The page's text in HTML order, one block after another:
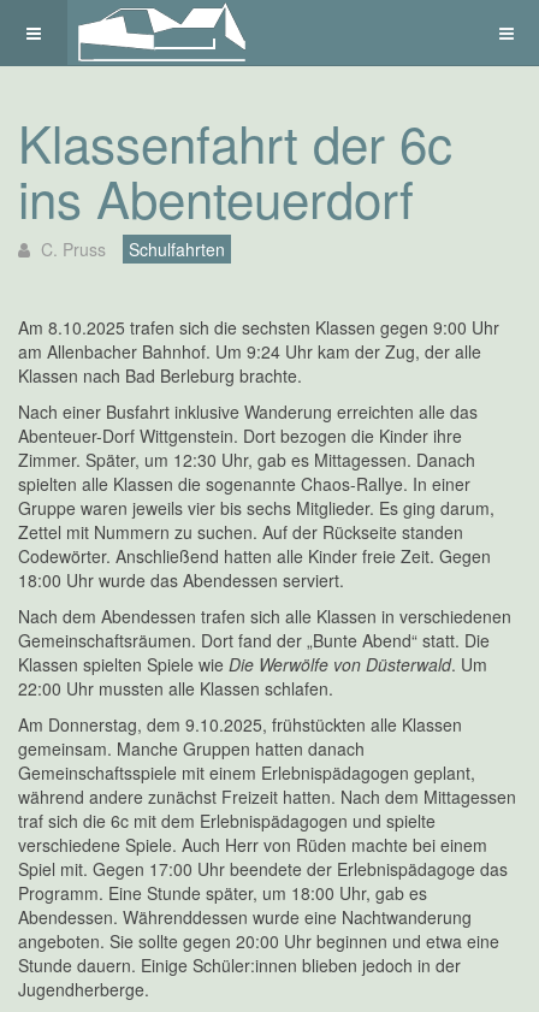
Klassenfahrt der 6c
ins Abenteuerdorf
C. Pruss Schulfahrten
Am 8.10.2025 trafen sich die sechsten Klassen gegen 9:00 Uhr
am Allenbacher Bahnhof. Um 9:24 Uhr kam der Zug, der alle
Klassen nach Bad Berleburg brachte.
Nach einer Busfahrt inklusive Wanderung erreichten alle das
Abenteuer-Dorf Wittgenstein. Dort bezogen die Kinder ihre
Zimmer. Später, um 12:30 Uhr, gab es Mittagessen. Danach
spielten alle Klassen die sogenannte Chaos-Rallye. In einer
Gruppe waren jeweils vier bis sechs Mitglieder. Es ging darum,
Zettel mit Nummern zu suchen. Auf der Rückseite standen
Codewörter. Anschließend hatten alle Kinder freie Zeit. Gegen
18:00 Uhr wurde das Abendessen serviert.
Nach dem Abendessen trafen sich alle Klassen in verschiedenen
Gemeinschaftsräumen. Dort fand der „Bunte Abend“ statt. Die
Klassen spielten Spiele wie Die Werwölfe von Düsterwald. Um
22:00 Uhr mussten alle Klassen schlafen.
Am Donnerstag, dem 9.10.2025, frühstückten alle Klassen
gemeinsam. Manche Gruppen hatten danach
Gemeinschaftsspiele mit einem Erlebnispädagogen geplant,
während andere zunächst Freizeit hatten. Nach dem Mittagessen
traf sich die 6c mit dem Erlebnispädagogen und spielte
verschiedene Spiele. Auch Herr von Rüden machte bei einem
Spiel mit. Gegen 17:00 Uhr beendete der Erlebnispädagoge das
Programm. Eine Stunde später, um 18:00 Uhr, gab es
Abendessen. Währenddessen wurde eine Nachtwanderung
angeboten. Sie sollte gegen 20:00 Uhr beginnen und etwa eine
Stunde dauern. Einige Schüler:innen blieben jedoch in der
Jugendherberge.